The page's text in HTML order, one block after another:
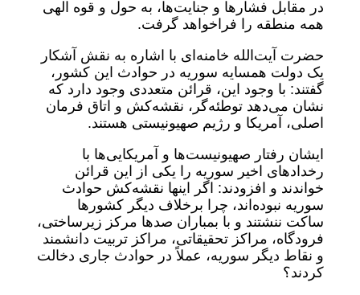
در مقابل فشارها و جنایت‌ها، به حول و قوه الهی
همه منطقه را فراخواهد گرفت.
حضرت آیت‌الله خامنه‌ای با اشاره به نقش آشکار
یک دولت همسایه سوریه در حوادث این کشور،
گفتند: با وجود این، قرائن متعددی وجود دارد که
نشان می‌دهد توطئه‌گر، نقشه‌کش و اتاق فرمان
اصلی، آمریکا و رژیم صهیونیستی هستند.
ایشان رفتار صهیونیست‌ها و آمریکایی‌ها با
رخدادهای اخیر سوریه را یکی از این قرائن
خواندند و افزودند: اگر اینها نقشه‌کش حوادث
سوریه نبوده‌اند، چرا برخلاف دیگر کشورها
ساکت ننشتند و با بمباران صدها مرکز زیرساختی،
فرودگاه، مراکز تحقیقاتی، مراکز تربیت دانشمند
و نقاط دیگر سوریه، عملاً در حوادث جاری دخالت
کردند؟